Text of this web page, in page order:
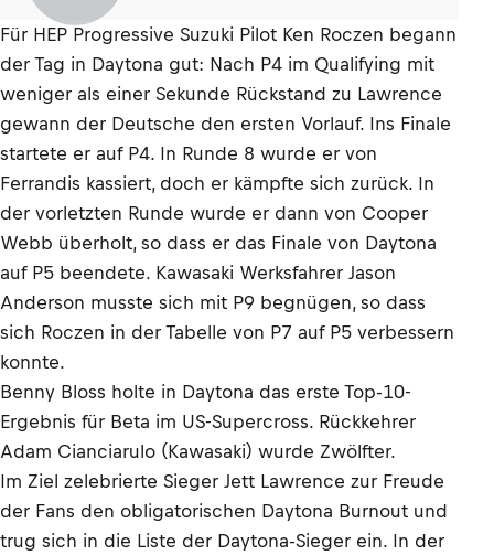
Für HEP Progressive Suzuki Pilot Ken Roczen begann
der Tag in Daytona gut: Nach P4 im Qualifying mit
weniger als einer Sekunde Rückstand zu Lawrence
gewann der Deutsche den ersten Vorlauf. Ins Finale
startete er auf P4. In Runde 8 wurde er von
Ferrandis kassiert, doch er kämpfte sich zurück. In
der vorletzten Runde wurde er dann von Cooper
Webb überholt, so dass er das Finale von Daytona
auf P5 beendete. Kawasaki Werksfahrer Jason
Anderson musste sich mit P9 begnügen, so dass
sich Roczen in der Tabelle von P7 auf P5 verbessern
konnte.
Benny Bloss holte in Daytona das erste Top-10-
Ergebnis für Beta im US-Supercross. Rückkehrer
Adam Cianciarulo (Kawasaki) wurde Zwölfter.
Im Ziel zelebrierte Sieger Jett Lawrence zur Freude
der Fans den obligatorischen Daytona Burnout und
trug sich in die Liste der Daytona-Sieger ein. In der